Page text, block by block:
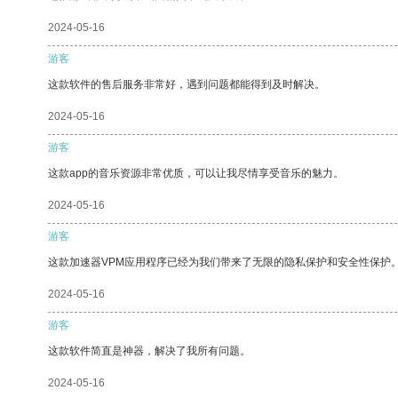
2024-05-16
游客
这款软件的售后服务非常好，遇到问题都能得到及时解决。
2024-05-16
游客
这款app的音乐资源非常优质，可以让我尽情享受音乐的魅力。
2024-05-16
游客
这款加速器VPM应用程序已经为我们带来了无限的隐私保护和安全性保护
2024-05-16
游客
这款软件简直是神器，解决了我所有问题。
2024-05-16